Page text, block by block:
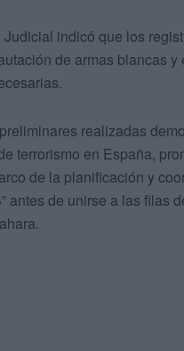
indicó que los
de armas blancas
realizadas
terrorismo en España,
de la planificación y
antes de unirse a las filas